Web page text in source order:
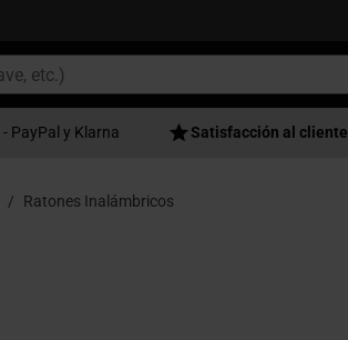
- PayPal y Klarna Satisfacción al cliente
Ratones Inalámbricos